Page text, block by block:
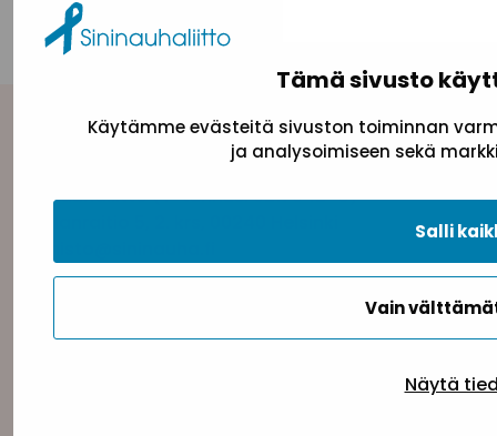
Tämä sivusto
Käytämme evästeitä sivuston toiminnan
ja analysoimiseen sekä
Vain
Salli
Näytä
KAIKKI AJANKOHTAISET
Sininauhaliitto (Y-tunnus: 0217042–5)